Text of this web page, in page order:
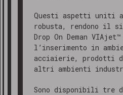
Questi aspetti uniti
robusta, rendono il
Drop On Deman
l’inserimento in
acciaierie, prodotti
altri ambienti
Sono disponibili tre